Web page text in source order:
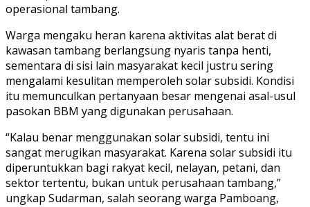
operasional tambang.
Warga mengaku heran karena aktivitas alat berat di
kawasan tambang berlangsung nyaris tanpa henti,
sementara di sisi lain masyarakat kecil justru sering
mengalami kesulitan memperoleh solar subsidi. Kondisi
itu memunculkan pertanyaan besar mengenai asal-usul
pasokan BBM yang digunakan perusahaan.
“Kalau benar menggunakan solar subsidi, tentu ini
sangat merugikan masyarakat. Karena solar subsidi itu
diperuntukkan bagi rakyat kecil, nelayan, petani, dan
sektor tertentu, bukan untuk perusahaan tambang,”
ungkap Sudarman, salah seorang warga Pamboang,